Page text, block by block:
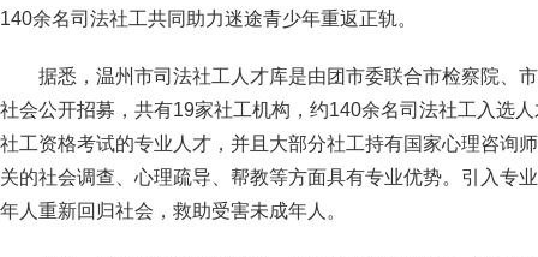
140余名司法社工共同助力迷途青少年重返正轨。
据悉，温州市司法社工人才库是由团市委联合市检察院、
社会公开招募，共有19家社工机构，约140余名司法社工入选
社工资格考试的专业人才，并且大部分社工持有国家心理咨询
关的社会调查、心理疏导、帮教等方面具有专业优势。引入专
年人重新回归社会，救助受害未成年人。